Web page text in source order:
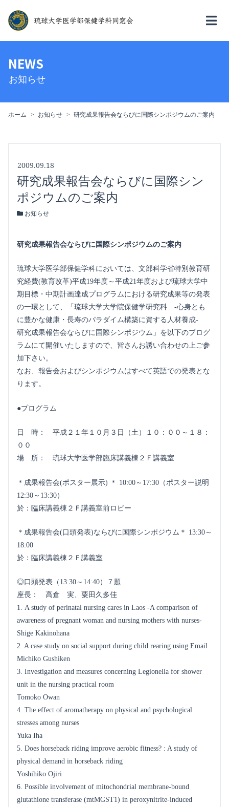
NEWS
お知らせ
ホーム お知らせ 研究成果報告会ならびに国際シンポジウムのご案内
2009.09.18
研究成果報告会ならびに国際シン
ポジウムのご案内
お知らせ
研究成果報告会ならびに国際シンポジウムのご案内
琉球大学医学部保健学科においては、文部科学省特別教育研
究経費(教育改革)平成19年度～平成21年度および琉球大学中
期目標・中期計画達成プログラムにおける研究成果等の発表
の一環として、「琉球大学大学院保健学研究科 -心身とも
に豊かな健康・長寿のパラダイム構築に資する人材養成-
研究成果報告会ならびに国際シンポジウム」を以下のプログ
ラムにて開催いたしますので、皆さんお誘い合わせの上ご参
加下さい。
なお、報告会およびシンポジウムはすべて英語での発表とな
ります。
●プログラム
日 時： 平成２１年１０月３日（土）１０：００～１８：
００
場 所： 琉球大学医学部臨床講義棟２Ｆ講義室
＊成果報告会(ポスター展示) ＊ 10:00～17:30（ポスター説明
12:30～13:30）
於：臨床講義棟２Ｆ講義室前ロビー
＊成果報告会(口頭発表)ならびに国際シンポジウム＊ 13:30～
18:00
於：臨床講義棟２Ｆ講義室
◎口頭発表（13:30～14:40）７題
座長： 高倉 実、粟田久多佳
1. A study of perinatal nursing cares in Laos -A comparison of
awareness of pregnant woman and nursing mothers with nurses-
Shige Kakinohana
2. A case study on social support during child rearing using Email
Michiko Gushiken
3. Investigation and measures concerning Legionella for shower
unit in the nursing practical room
Tomoko Owan
4. The effect of aromatherapy on physical and psychological
stresses among nurses
Yuka Iha
5. Does horseback riding improve aerobic fitness? : A study of
physical demand in horseback riding
Yoshihiko Ojiri
6. Possible involvement of mitochondrial membrane-bound
glutathione transferase (mtMGST1) in peroxynitrite-induced